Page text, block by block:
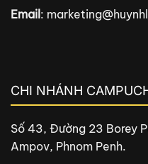
Email :
CHI NHÁNH
Số 43, Đường 23 Borey
Ampov, Phnom Penh.